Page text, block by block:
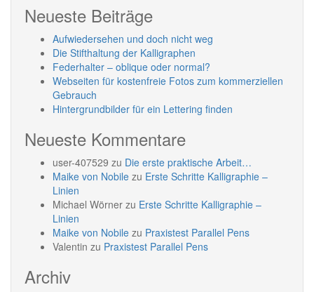
Neueste Beiträge
Aufwiedersehen und doch nicht weg
Die Stifthaltung der Kalligraphen
Federhalter – oblique oder normal?
Webseiten für kostenfreie Fotos zum kommerziellen
Gebrauch
Hintergrundbilder für ein Lettering finden
Neueste Kommentare
user-407529 zu Die erste praktische Arbeit…
Maike von Nobile zu Erste Schritte Kalligraphie –
Linien
Michael Wörner zu Erste Schritte Kalligraphie –
Linien
Maike von Nobile zu Praxistest Parallel Pens
Valentin zu Praxistest Parallel Pens
Archiv